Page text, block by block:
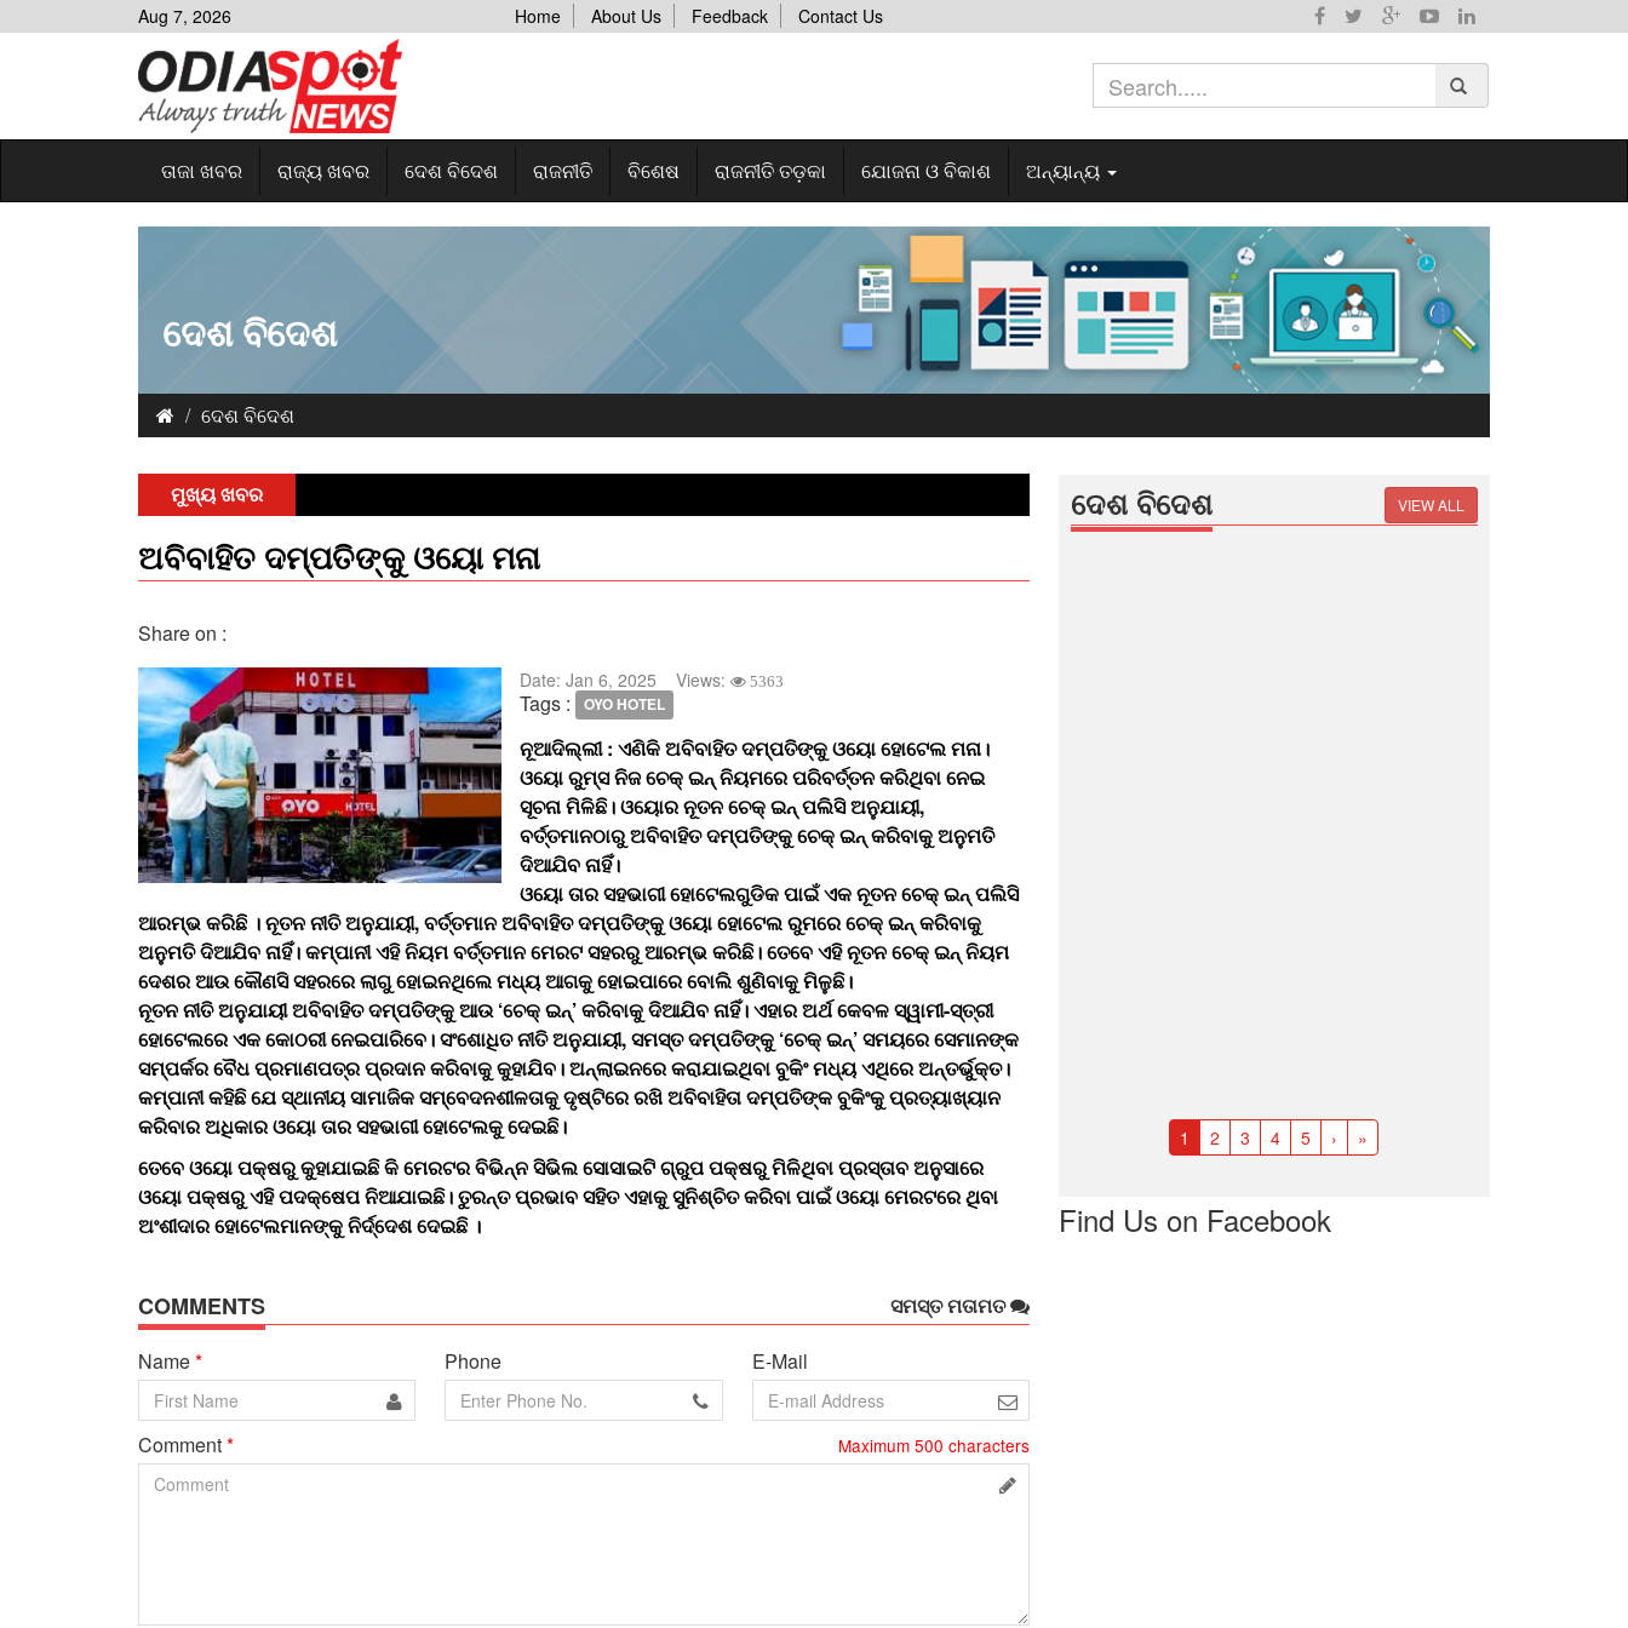
Aug 7, 2026 Home About Us Feedback Contact Us
ତାଜା ଖବର ରାଜ୍ୟ ଖବର ଦେଶ ବିଦେଶ ରାଜନୀତି ବିଶେଷ ରାଜନୀତି ତଡ଼କା ଯୋଜନା ଓ ବିକାଶ ଅନ୍ୟାନ୍ୟ
ଦେଶ ବିଦେଶ
ଦେଶ ବିଦେଶ
ମୁଖ୍ୟ ଖବର
ଅବିବାହିତ ଦମ୍ପତିଙ୍କୁ ଓୟୋ ମନା
Share on :
Date: Jan 6, 2025 Views: 5363
Tags : OYO HOTEL
ନୂଆଦିଲ୍ଲୀ : ଏଣିକି ଅବିବାହିତ ଦମ୍ପତିଙ୍କୁ ଓୟୋ ହୋଟେଲ ମନା।
ଓୟୋ ରୁମ୍ସ ନିଜ ଚେକ୍ ଇନ୍ ନିୟମରେ ପରିବର୍ତ୍ତନ କରିଥିବା ନେଇ
ସୂଚନା ମିଳିଛି। ଓୟୋର ନୂତନ ଚେକ୍ ଇନ୍ ପଲିସି ଅନୁଯାୟୀ,
ବର୍ତ୍ତମାନଠାରୁ ଅବିବାହିତ ଦମ୍ପତିଙ୍କୁ ଚେକ୍ ଇନ୍ କରିବାକୁ ଅନୁମତି
ଦିଆଯିବ ନାହିଁ।
ଓୟୋ ତାର ସହଭାଗୀ ହୋଟେଲଗୁଡିକ ପାଇଁ ଏକ ନୂତନ ଚେକ୍ ଇନ୍ ପଲିସି
ଆରମ୍ଭ କରିଛି । ନୂତନ ନୀତି ଅନୁଯାୟୀ, ବର୍ତ୍ତମାନ ଅବିବାହିତ ଦମ୍ପତିଙ୍କୁ ଓୟୋ ହୋଟେଲ ରୁମରେ ଚେକ୍ ଇନ୍ କରିବାକୁ
ଅନୁମତି ଦିଆଯିବ ନାହିଁ। କମ୍ପାନୀ ଏହି ନିୟମ ବର୍ତ୍ତମାନ ମେରଟ ସହରରୁ ଆରମ୍ଭ କରିଛି। ତେବେ ଏହି ନୂତନ ଚେକ୍ ଇନ୍ ନିୟମ
ଦେଶର ଆଉ କୌଣସି ସହରରେ ଲାଗୁ ହୋଇନଥିଲେ ମଧ୍ୟ ଆଗକୁ ହୋଇପାରେ ବୋଲି ଶୁଣିବାକୁ ମିଳୁଛି।
ନୂତନ ନୀତି ଅନୁଯାୟୀ ଅବିବାହିତ ଦମ୍ପତିଙ୍କୁ ଆଉ ‘ଚେକ୍ ଇନ୍’ କରିବାକୁ ଦିଆଯିବ ନାହିଁ। ଏହାର ଅର୍ଥ କେବଳ ସ୍ୱାମୀ-ସ୍ତ୍ରୀ
ହୋଟେଲରେ ଏକ କୋଠରୀ ନେଇପାରିବେ। ସଂଶୋଧିତ ନୀତି ଅନୁଯାୟୀ, ସମସ୍ତ ଦମ୍ପତିଙ୍କୁ ‘ଚେକ୍ ଇନ୍’ ସମୟରେ ସେମାନଙ୍କ
ସମ୍ପର୍କର ବୈଧ ପ୍ରମାଣପତ୍ର ପ୍ରଦାନ କରିବାକୁ କୁହାଯିବ। ଅନ୍‌ଲାଇନରେ କରାଯାଇଥିବା ବୁକିଂ ମଧ୍ୟ ଏଥିରେ ଅନ୍ତର୍ଭୁକ୍ତ।
କମ୍ପାନୀ କହିଛି ଯେ ସ୍ଥାନୀୟ ସାମାଜିକ ସମ୍ବେଦନଶୀଳତାକୁ ଦୃଷ୍ଟିରେ ରଖି ଅବିବାହିତା ଦମ୍ପତିଙ୍କ ବୁକିଂକୁ ପ୍ରତ୍ୟାଖ୍ୟାନ
କରିବାର ଅଧିକାର ଓୟୋ ତାର ସହଭାଗୀ ହୋଟେଲକୁ ଦେଇଛି।
ତେବେ ଓୟୋ ପକ୍ଷରୁ କୁହାଯାଇଛି କି ମେରଟର ବିଭିନ୍ନ ସିଭିଲ ସୋସାଇଟି ଗ୍ରୁପ ପକ୍ଷରୁ ମିଳିଥିବା ପ୍ରସ୍ତାବ ଅନୁସାରେ
ଓୟୋ ପକ୍ଷରୁ ଏହି ପଦକ୍ଷେପ ନିଆଯାଇଛି। ତୁରନ୍ତ ପ୍ରଭାବ ସହିତ ଏହାକୁ ସୁନିଶ୍ଚିତ କରିବା ପାଇଁ ଓୟୋ ମେରଟରେ ଥିବା
ଅଂଶୀଦାର ହୋଟେଲମାନଙ୍କୁ ନିର୍ଦ୍ଦେଶ ଦେଇଛି ।
COMMENTS
ସମସ୍ତ ମତାମତ
Name* Phone E-Mail
Comment* Maximum 500 characters
ଦେଶ ବିଦେଶ VIEW ALL
1 2 3 4 5 › »
Find Us on Facebook